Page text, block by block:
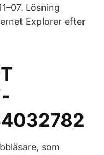
Lösning
Explorer efter
som